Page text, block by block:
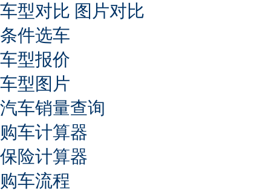
车型对比 图片对比
条件选车
车型报价
车型图片
汽车销量查询
购车计算器
保险计算器
购车流程